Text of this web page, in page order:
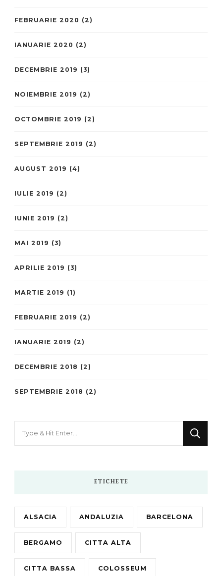
FEBRUARIE 2020 (2)
IANUARIE 2020 (2)
DECEMBRIE 2019 (3)
NOIEMBRIE 2019 (2)
OCTOMBRIE 2019 (2)
SEPTEMBRIE 2019 (2)
AUGUST 2019 (4)
IULIE 2019 (2)
IUNIE 2019 (2)
MAI 2019 (3)
APRILIE 2019 (3)
MARTIE 2019 (1)
FEBRUARIE 2019 (2)
IANUARIE 2019 (2)
DECEMBRIE 2018 (2)
SEPTEMBRIE 2018 (2)
ETICHETE
ALSACIA ANDALUZIA BARCELONA
BERGAMO CITTA ALTA
CITTA BASSA COLOSSEUM